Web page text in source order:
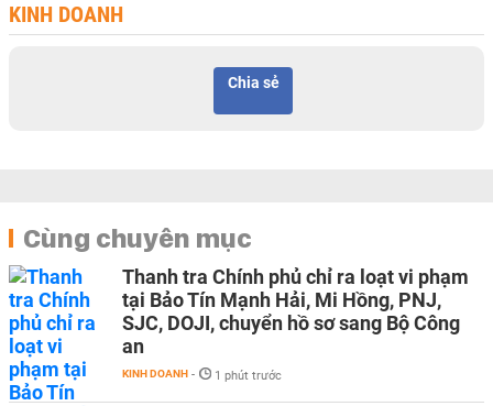
KINH DOANH
Chia sẻ
Cùng chuyên mục
Thanh tra Chính phủ chỉ ra loạt vi phạm
tại Bảo Tín Mạnh Hải, Mi Hồng, PNJ,
SJC, DOJI, chuyển hồ sơ sang Bộ Công
an
KINH DOANH - 1 phút trước